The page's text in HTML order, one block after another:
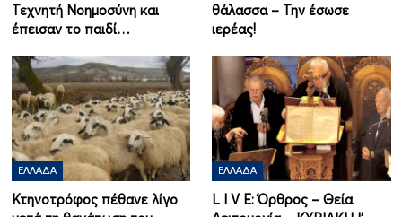
Τεχνητή Νοημοσύνη και
έπεισαν το παιδί…
θάλασσα – Την έσωσε
ιερέας!
ΕΛΛΆΔΑ
Κτηνοτρόφος πέθανε λίγο
ΕΛΛΆΔΑ
L I V E: Όρθρος – Θεία